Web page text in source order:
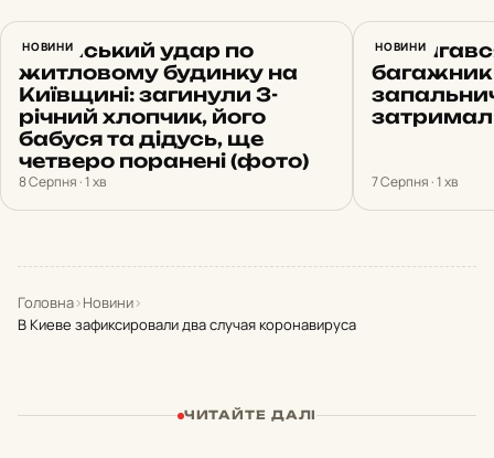
НОВИНИ
Російський удар по
житловому будинку на
Київщині: загинули 3-
річний хлопчик, його
бабуся та дідусь, ще
четверо поранені (фото)
8 Серпня · 1 хв
НОВИНИ
7 Серпня · 1 хв
Головна›Новини›
В Киеве зафиксировали два случая коронавируса
ЧИТАЙТЕ ДАЛІ